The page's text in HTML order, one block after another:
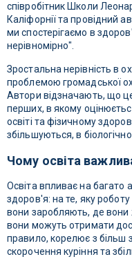
співробітник Школи
Каліфорнії та провідний
ми спостерігаємо в
нерівномірно".
Зростальна нерівність в
проблемою громадської
Автори відзначають, що
перших, в якому
освіті та фізичному
збільшуються, в
Чому освіта
Освіта впливає на багато
здоров'я: на те, яку
вони заробляють, де вони
вони можуть отримати
правило, корелює з більш
скорочення куріння та